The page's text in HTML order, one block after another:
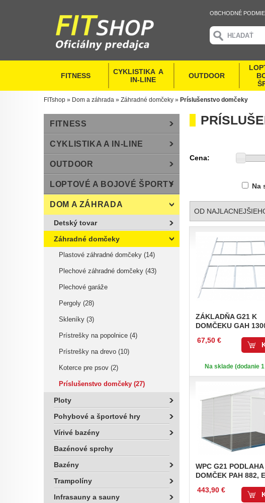
FITNESS
CYKLISTIKA  A
  IN-LINE
OUTDOOR
OBCHODNÉ
FITshop » Dom a záhrada » Záhradné domčeky » Príslušenstvo domčeky
Cena:
Na
OD
ZÁKLADŇAG21 K
DOMČEKU GAH
67,50 €
Na sklade (dodanie
WPC G21 PODLAHA
DOMČEK PAH 882,
443,90 €
FITNESS
CYKLISTIKA A IN-LINE
OUTDOOR
LOPTOVÉ A BOJOVÉ ŠPORTY
DOM A ZÁHRADA
Detský tovar
Záhradné domčeky
Plastové záhradné domčeky (14)
Plechové záhradné domčeky (43)
Plechové garáže
Pergoly (28)
Skleníky (3)
Prístrešky na popolnice (4)
Prístrešky na drevo (10)
Koterce pre psov (2)
Príslušenstvo domčeky (27)
Ploty
Pohybové a športové hry
Vírivé bazény
Bazénové sprchy
Bazény
Trampolíny
Infrasauny a sauny